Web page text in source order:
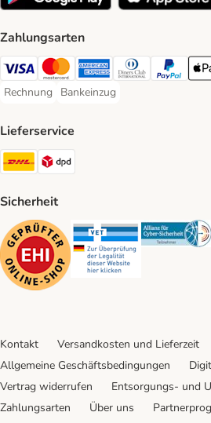
Zahlungsarten
Visa Payment Method
Mastercard Payment Method
American Express
Diners Club
PayPal
Rechnung
Rechnung Payment Method
Bankeinzug
Bankeinzug Payment Method
Lieferservice
DHL Shipping Method
Sicherheit
Security Security
Kontakt Versandkosten und Lieferzeit
Allgemeine Geschäftsbedingungen
Vertrag widerrufen
Entsorgungs- und
Zahlungsarten
Über uns